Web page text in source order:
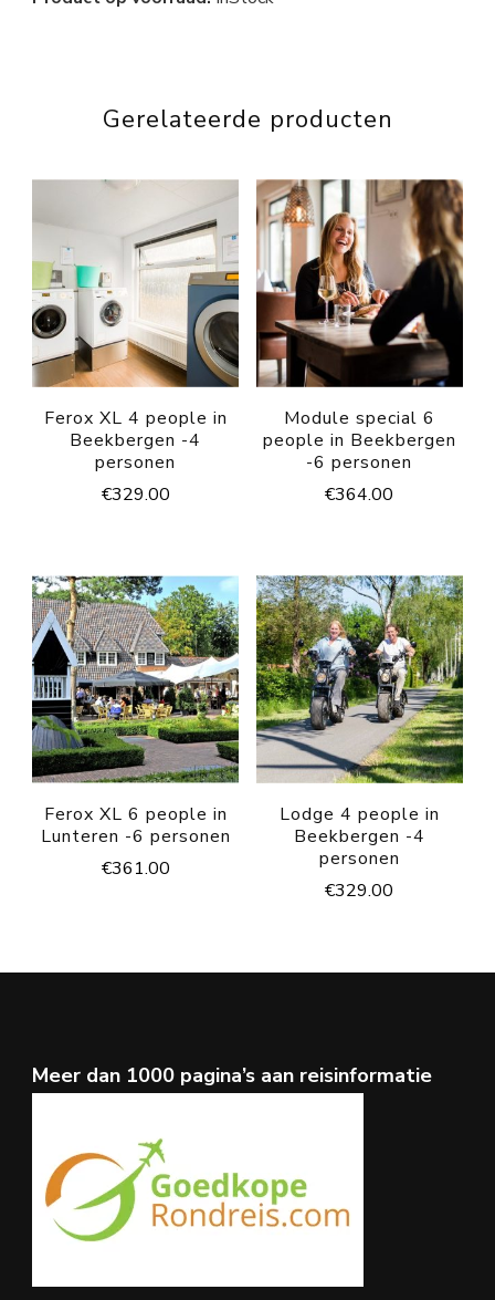
Gerelateerde producten
Ferox XL 4 people in
Beekbergen -4
personen
€329.00
Module special 6
people in Beekbergen
-6 personen
€364.00
Ferox XL 6 people in
Lunteren -6 personen
€361.00
Lodge 4 people in
Beekbergen -4
personen
€329.00
Meer dan 1000 pagina’s aan reisinformatie